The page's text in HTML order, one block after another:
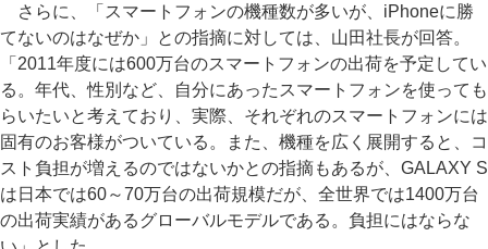
さらに、「スマートフォンの機種数が多いが、iPhoneに勝
てないのはなぜか」との指摘に対しては、山田社長が回答。
「2011年度には600万台のスマートフォンの出荷を予定してい
る。年代、性別など、自分にあったスマートフォンを使っても
らいたいと考えており、実際、それぞれのスマートフォンには
固有のお客様がついている。また、機種を広く展開すると、コ
スト負担が増えるのではないかとの指摘もあるが、GALAXY S
は日本では60～70万台の出荷規模だが、全世界では1400万台
の出荷実績があるグローバルモデルである。負担にはならな